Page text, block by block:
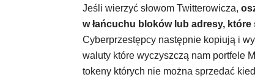
Jeśli wierzyć słowom Twitterowicza,
w łańcuchu bloków lub adresy,
Cyberprzestępcy następnie kopiują i
waluty które wyczyszczą nam portfele
tokeny których nie można sprzedać